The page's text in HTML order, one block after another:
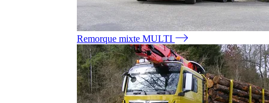
Remorque mixte MULTI